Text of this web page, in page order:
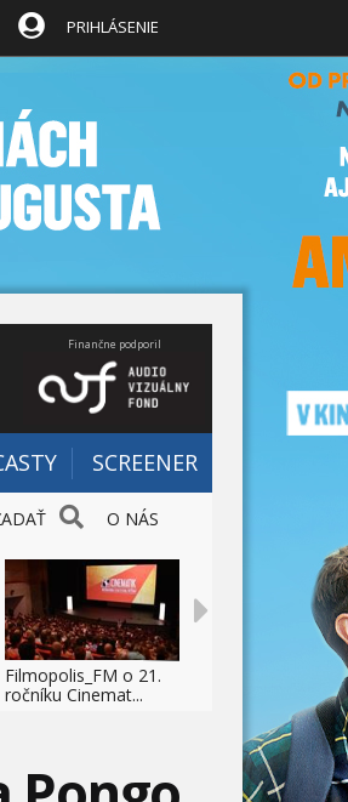
PRIHLÁSENIE
Finančne podporil
SCREENER
O NÁS
Filmopolis_FM o 21.
ročníku Cinemat...